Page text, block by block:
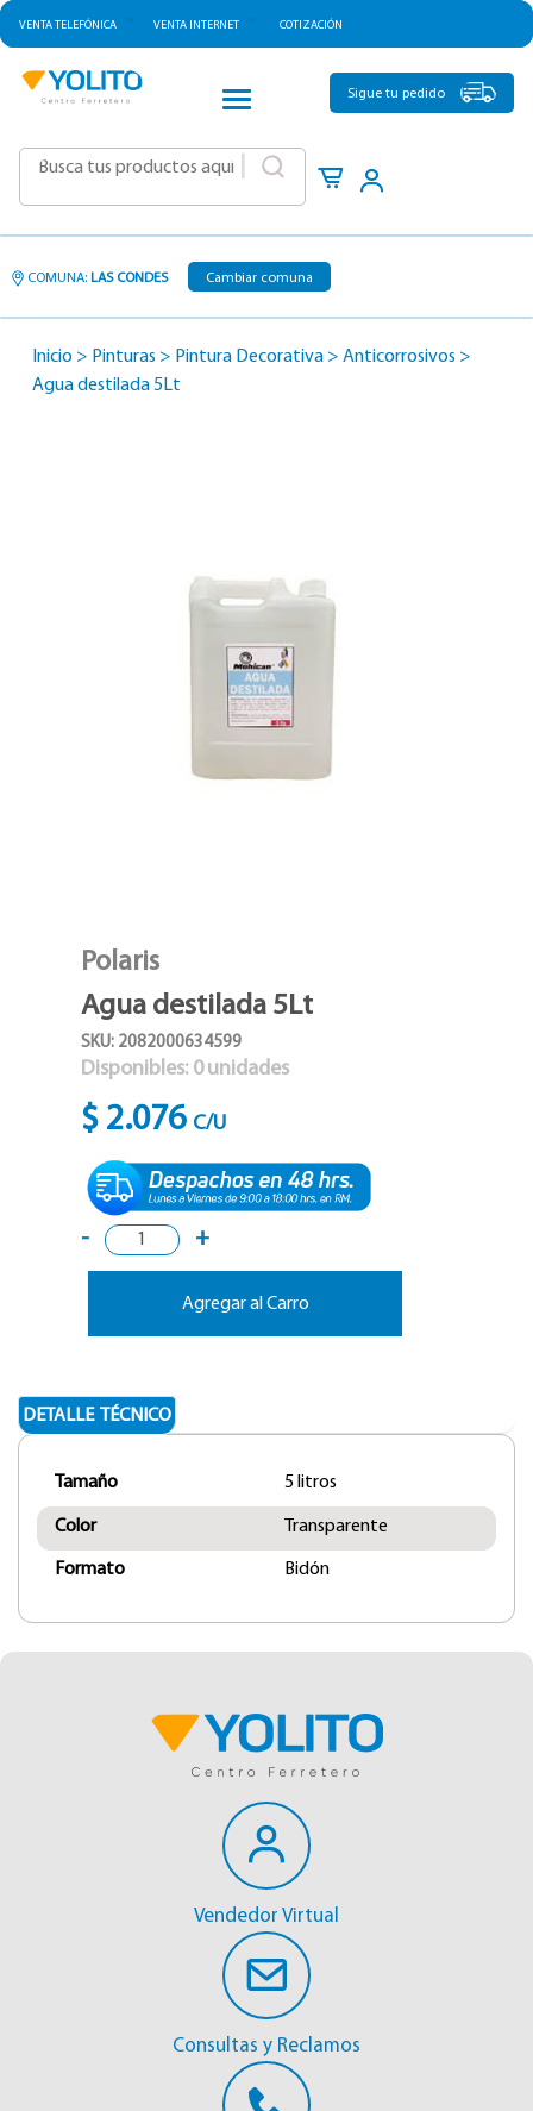
VENTA TELEFÓNICA VENTA INTERNET COTIZACIÓN
CATEGORÍAS
Sigue tu pedido
COMUNA: LAS CONDES Cambiar comuna
Inicio > Pinturas > Pintura Decorativa > Anticorrosivos >
Agua destilada 5Lt
Polaris
Agua destilada 5Lt
SKU: 2082000634599
Disponibles: 0unidades
$ 2.076 C/U
- +
Agregar al Carro
DETALLE TÉCNICO
Tamaño 5 litros
Color Transparente
Formato Bidón
Vendedor Virtual
Consultas y Reclamos